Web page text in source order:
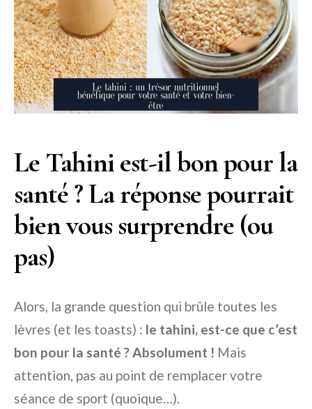
Le Tahini est-il bon pour la
santé ? La réponse pourrait
bien vous surprendre (ou
pas)
Alors, la grande question qui brûle toutes les
lèvres (et les toasts) : le tahini, est-ce que c’est
bon pour la santé ? Absolument ! Mais
attention, pas au point de remplacer votre
séance de sport (quoique…).